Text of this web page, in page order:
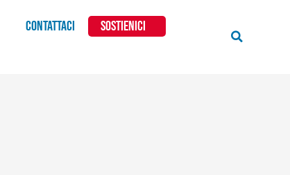
CONTATTACI
SOSTIENICI